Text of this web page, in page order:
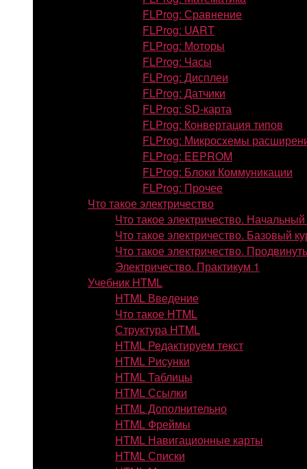
FLProg: Сравнение
FLProg: UART
FLProg: Моторы
FLProg: Часы
FLProg: Дисплеи
FLProg: Датчики
FLProg: SD-карта
FLProg: Конвертация типов
FLProg: Микросхемы
FLProg: EEPROM
FLProg: Блоки Коммуникации
FLProg: Прочее
Что такое электричество
Что такое электричество. Начальный
Что такое электричество. Базовый
Что такое электричество.
Электричество. Практикум 1
Учебник HTML
HTML Введение
Что такое HTML
Структура HTML
HTML Редактируем текст
HTML Рисунки
HTML Таблицы
HTML Ссылки
HTML Дополнительно
HTML Фреймы
HTML Навигационные карты
HTML Списки